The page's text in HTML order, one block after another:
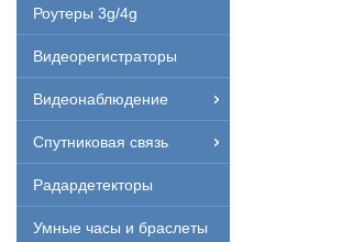
Роутеры 3g/4g
Видеорегистраторы
Видеонаблюдение
Спутниковая связь
Радардетекторы
Умные часы и браслеты